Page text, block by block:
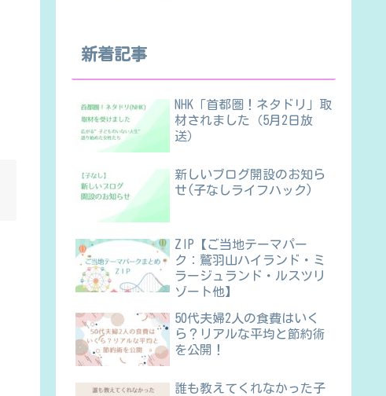
新着記事
NHK「首都圏！ネタドリ」取
材されました（5月2日放
送）
新しいブログ開設のお知ら
せ(子なしライフハック)
ZIP【ご当地テーマパー
ク：鷲羽山ハイランド・ミ
ラージュランド・ルスツリ
ゾート他】
50代夫婦2人の食費はいく
ら？リアルな平均と節約術
を公開！
誰も教えてくれなかった子